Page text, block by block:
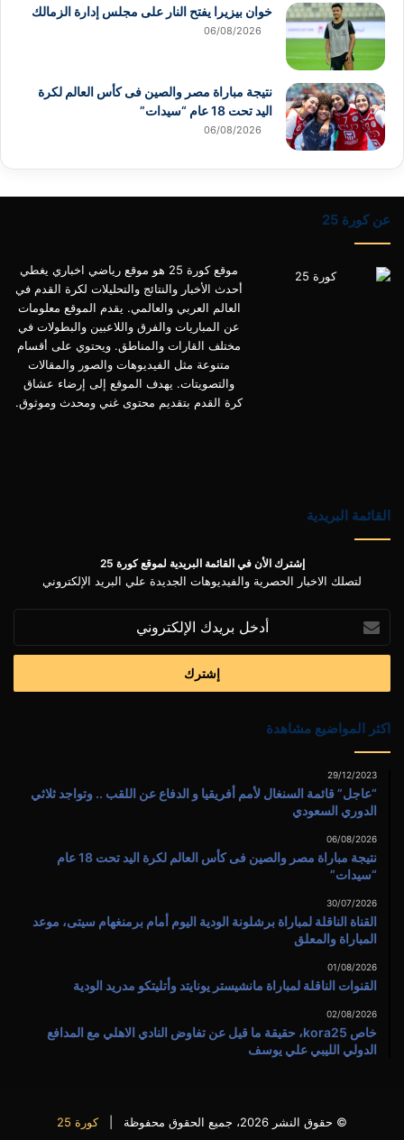
خوان بيزيرا يفتح النار على مجلس إدارة الزمالك
06/08/2026
نتيجة مباراة مصر والصين فى كأس العالم لكرة
اليد تحت 18 عام “سيدات”
06/08/2026
عن كورة 25
موقع كورة 25 هو موقع رياضي اخباري يغطي
أحدث الأخبار والنتائج والتحليلات لكرة القدم في
العالم العربي والعالمي. يقدم الموقع معلومات
عن المباريات والفرق واللاعبين والبطولات في
مختلف القارات والمناطق. ويحتوي على أقسام
متنوعة مثل الفيديوهات والصور والمقالات
والتصويتات. يهدف الموقع إلى إرضاء عشاق
كرة القدم بتقديم محتوى غني ومحدث وموثوق.
القائمة البريدية
إشترك الأن في القائمة البريدية لموقع كورة 25
لتصلك الاخبار الحصرية والفيديوهات الجديدة علي البريد الإلكتروني
بريدك
الإلكتروني
اكثر المواضيع مشاهدة
29/12/2023
“عاجل” قائمة السنغال لأمم أفريقيا و الدفاع عن اللقب .. وتواجد ثلاثي
الدوري السعودي
06/08/2026
نتيجة مباراة مصر والصين فى كأس العالم لكرة اليد تحت 18 عام
“سيدات”
30/07/2026
القناة الناقلة لمباراة برشلونة الودية اليوم أمام برمنغهام سيتى، موعد
المباراة والمعلق
01/08/2026
القنوات الناقلة لمباراة مانشيستر يونايتد وأتليتكو مدريد الودية
02/08/2026
خاص kora25، حقيقة ما قيل عن تفاوض النادي الاهلي مع المدافع
الدولي الليبي علي يوسف
© حقوق النشر 2026، جميع الحقوق محفوظة | كورة 25